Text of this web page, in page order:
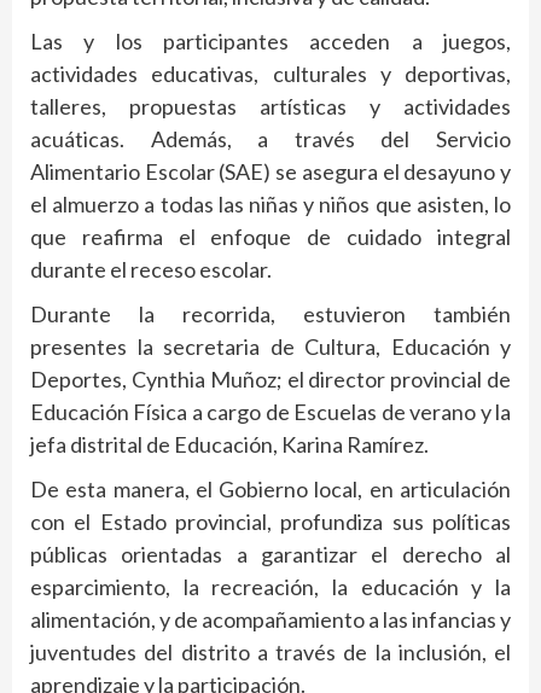
Las y los participantes acceden a juegos,
actividades educativas, culturales y deportivas,
talleres, propuestas artísticas y actividades
acuáticas. Además, a través del Servicio
Alimentario Escolar (SAE) se asegura el desayuno y
el almuerzo a todas las niñas y niños que asisten, lo
que reafirma el enfoque de cuidado integral
durante el receso escolar.
Durante la recorrida, estuvieron también
presentes la secretaria de Cultura, Educación y
Deportes, Cynthia Muñoz; el director provincial de
Educación Física a cargo de Escuelas de verano y la
jefa distrital de Educación, Karina Ramírez.
De esta manera, el Gobierno local, en articulación
con el Estado provincial, profundiza sus políticas
públicas orientadas a garantizar el derecho al
esparcimiento, la recreación, la educación y la
alimentación, y de acompañamiento a las infancias y
juventudes del distrito a través de la inclusión, el
aprendizaje y la participación.